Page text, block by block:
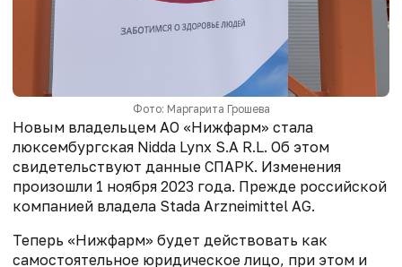
Фото: Маргарита Грошева
Новым владельцем АО «Нижфарм» стала
люксембургская Nidda Lynx S.A R.L. Об этом
свидетельствуют данные СПАРК. Изменения
произошли 1 ноября 2023 года. Прежде российской
компанией владела Stada Arzneimittel AG.
Теперь «Нижфарм» будет действовать как
самостоятельное юридическое лицо, при этом и